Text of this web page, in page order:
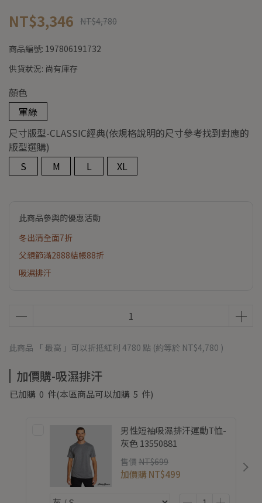
NT$3,346 NT$4,780
商品編號: 197806191732
供貨狀況: 尚有庫存
顏色
軍綠
尺寸版型-CLASSIC經典(依規格說明的尺寸參考找到對應的
版型選購)
S
M L XL
此商品參與的優惠活動
冬出清全面7折
父親節滿2888結帳88折
吸濕排汗
此商品 「 最高 」可以折抵紅利 4780 點 (約等於 NT$4,780 )
加價購-吸濕排汗
已加購 0 件(本區商品可以加購 5 件)
男性短袖吸濕排汗運動T恤-
灰色 13550881
售價 NT$699
加價購 NT$499